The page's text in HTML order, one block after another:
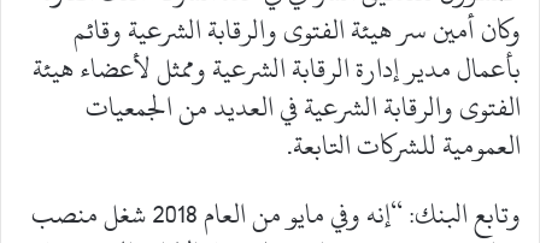
وكان أمين سر هيئة الفتوى والرقابة الشرعية وقائم
بأعمال مدير إدارة الرقابة الشرعية وممثل لأعضاء هيئة
الفتوى والرقابة الشرعية في العديد من الجمعيات
العمومية للشركات التابعة.
وتابع البنك: “إنه وفي مايو من العام 2018 شغل منصب